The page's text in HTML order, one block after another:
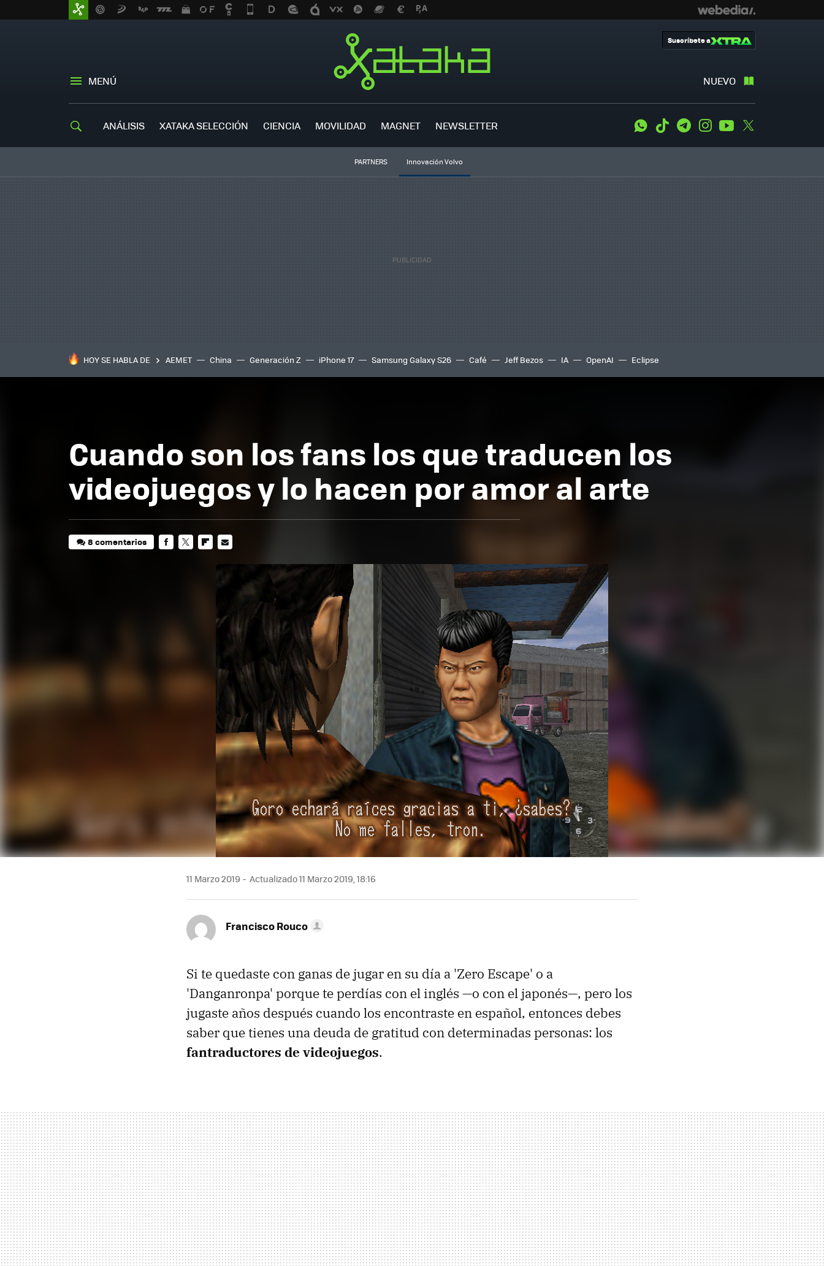
MENÚ NUEVO
Suscríbete a
ANÁLISIS XATAKA SELECCIÓN CIENCIA MOVILIDAD MAGNET NEWSLETTER WhatsApp
Tiktok TelegramInstagramYoutube
PARTNERS Innovación Volvo
HOY SE HABLA DE AEMET China Generación Z iPhone 17 Samsung Galaxy S26 Café Jeff Bezos IA OpenAI Eclipse
Cuando son los fans los que traducen los
videojuegos y lo hacen por amor al arte
8 comentarios
MAIL
11 Marzo 2019 Actualizado 11 Marzo 2019, 18:16
Francisco Rouco
Si te quedaste con ganas de jugar en su día a 'Zero Escape' o a
'Danganronpa' porque te perdías con el inglés —o con el japonés—, pero los
jugaste años después cuando los encontraste en español, entonces debes
saber que tienes una deuda de gratitud con determinadas personas: los
fantraductores de videojuegos.